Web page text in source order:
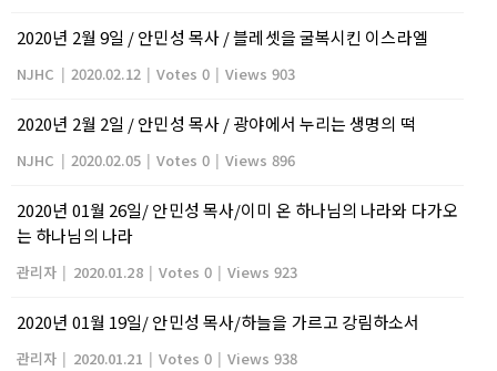
2020년 2월 9일 / 안민성 목사 / 블레셋을 굴복시킨 이스라엘
NJHC | 2020.02.12 | Votes 0 | Views 903
2020년 2월 2일 / 안민성 목사 / 광야에서 누리는 생명의 떡
NJHC | 2020.02.05 | Votes 0 | Views 896
2020년 01월 26일/ 안민성 목사/이미 온 하나님의 나라와 다가오
는 하나님의 나라
관리자 | 2020.01.28 | Votes 0 | Views 923
2020년 01월 19일/ 안민성 목사/하늘을 가르고 강림하소서
관리자 | 2020.01.21 | Votes 0 | Views 938